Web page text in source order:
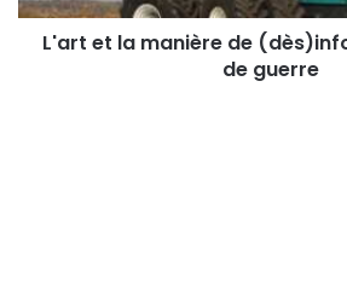
de
guerre
L'art et la manière de
de guerre